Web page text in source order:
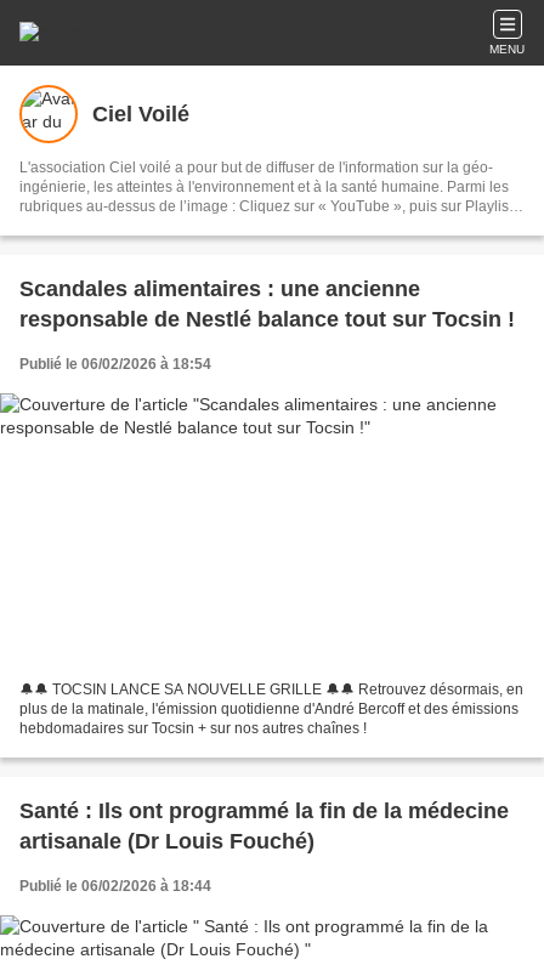
MENU
Ciel Voilé
L'association Ciel voilé a pour but de diffuser de l'information sur la géo-
ingénierie, les atteintes à l'environnement et à la santé humaine. Parmi les
rubriques au-dessus de l’image : Cliquez sur « YouTube », puis sur Playlists,
sur les chemtrails et la géo-ingénierie Cliquez sur « Articles scientifiques » :
pluie, sable, lichens, poils de bêtes, sang, air, filaments
Scandales alimentaires : une ancienne
responsable de Nestlé balance tout sur Tocsin !
Publié le 06/02/2026 à 18:54
🔔🔔 TOCSIN LANCE SA NOUVELLE GRILLE 🔔🔔 Retrouvez désormais, en
plus de la matinale, l'émission quotidienne d'André Bercoff et des émissions
hebdomadaires sur Tocsin + sur nos autres chaînes !
Santé : Ils ont programmé la fin de la médecine
artisanale (Dr Louis Fouché)
Publié le 06/02/2026 à 18:44